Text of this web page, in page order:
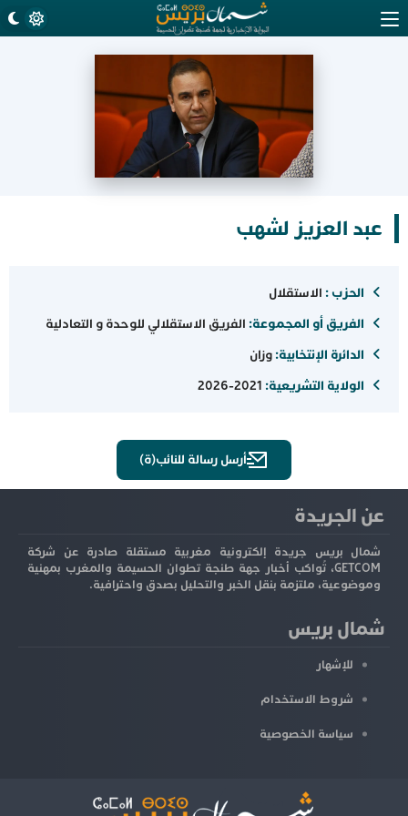
عبد العزيز لشهب
الحزب : الاستقلال
الفريق أو المجموعة: الفريق الاستقلالي للوحدة و التعادلية
الدائرة الإنتخابية: وزان
الولاية التشريعية:
أرسل رسالة للنائب(ة)
عن الجريدة
شمال بريس جريدة إلكترونية مغربية مستقلة صادرة عن شركة
GETCOM، تُواكب أخبار جهة طنجة تطوان الحسيمة والمغرب بمهنية
وموضوعية، ملتزمة بنقل الخبر والتحليل بصدق واحترافية.
شمال بريس
للإشهار
شروط الاستخدام
سياسة الخصوصية